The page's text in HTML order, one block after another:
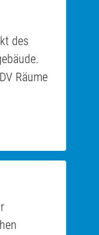
des
Räume